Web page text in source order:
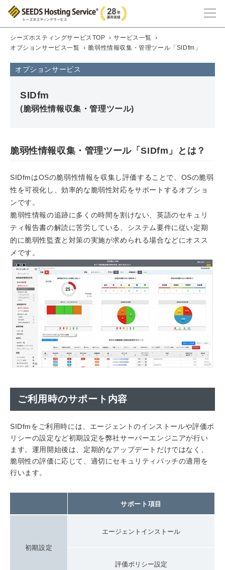
シーズホスティングサービスTOP › サービス一覧 ›
オプションサービス一覧 › 脆弱性情報収集・管理ツール「SIDfm」
オプションサービス
SIDfm
(脆弱性情報収集・管理ツール)
脆弱性情報収集・管理ツール「SIDfm」とは？
SIDfmはOSの脆弱性情報を収集し評価することで、OSの脆弱
性を可視化し、効率的な脆弱性対応をサポートするオプショ
ンです。
脆弱性情報の追跡に多くの時間を割けない、英語のセキュリ
ティ報告書の解読に苦労している、システム要件に従い定期
的に脆弱性監査と対策の実施が求められる場合などにオスス
メです。
ご利用時のサポート内容
SIDfmをご利用時には、エージェントのインストールや評価ポ
リシーの設定など初期設定を弊社サーバーエンジニアが行い
ます。運用開始後は、定期的なアップデートだけではなく、
脆弱性の評価に応じて、適切にセキュリティパッチの適用を
行います。
サポート項目
初期設定
エージェントインストール
評価ポリシー設定